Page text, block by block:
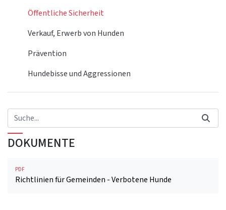
Öffentliche Sicherheit
Verkauf, Erwerb von Hunden
Prävention
Hundebisse und Aggressionen
DOKUMENTE
PDF
Richtlinien für Gemeinden - Verbotene Hunde